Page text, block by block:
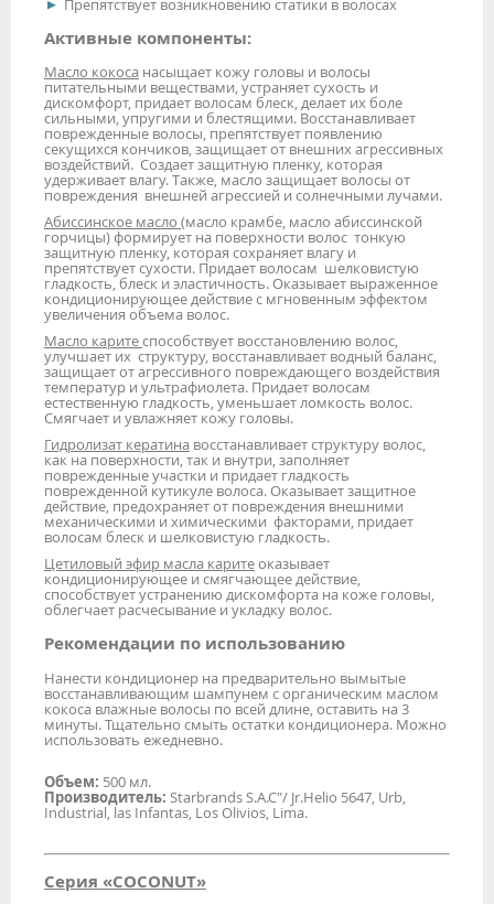
Препятствует возникновению статики в волосах
Активные компоненты:
Масло кокоса насыщает кожу головы и волосы
питательными веществами, устраняет сухость и
дискомфорт, придает волосам блеск, делает их боле
сильными, упругими и блестящими. Восстанавливает
поврежденные волосы, препятствует появлению
секущихся кончиков, защищает от внешних агрессивных
воздействий. Создает защитную пленку, которая
удерживает влагу. Также, масло защищает волосы от
повреждения внешней агрессией и солнечными лучами.
Абиссинское масло (масло крамбе, масло абиссинской
горчицы) формирует на поверхности волос тонкую
защитную пленку, которая сохраняет влагу и
препятствует сухости. Придает волосам шелковистую
гладкость, блеск и эластичность. Оказывает выраженное
кондиционирующее действие с мгновенным эффектом
увеличения объема волос.
Масло каритеспособствует восстановлению волос,
улучшает их структуру, восстанавливает водный баланс,
защищает от агрессивного повреждающего воздействия
температур и ультрафиолета. Придает волосам
естественную гладкость, уменьшает ломкость волос.
Смягчает и увлажняет кожу головы.
Гидролизат кератина восстанавливает структуру волос,
как на поверхности, так и внутри, заполняет
поврежденные участки и придает гладкость
поврежденной кутикуле волоса. Оказывает защитное
действие, предохраняет от повреждения внешними
механическими и химическими факторами, придает
волосам блеск и шелковистую гладкость.
Цетиловый эфир масла каритеоказывает
кондиционирующее и смягчающее действие,
способствует устранению дискомфорта на коже головы,
облегчает расчесывание и укладку волос.
Рекомендации по использованию
Нанести кондиционер на предварительно вымытые
восстанавливающим шампунем с органическим маслом
кокоса влажные волосы по всей длине, оставить на 3
минуты. Тщательно смыть остатки кондиционера. Можно
использовать ежедневно.
Объем: 500 мл.
Производитель: Starbrands S.A.C"/ Jr.Helio 5647, Urb,
Industrial, las Infantas, Los Olivios, Lima.
Серия «COCONUT»